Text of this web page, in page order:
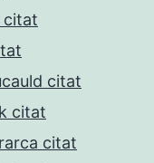
citat
citat
citat
citat